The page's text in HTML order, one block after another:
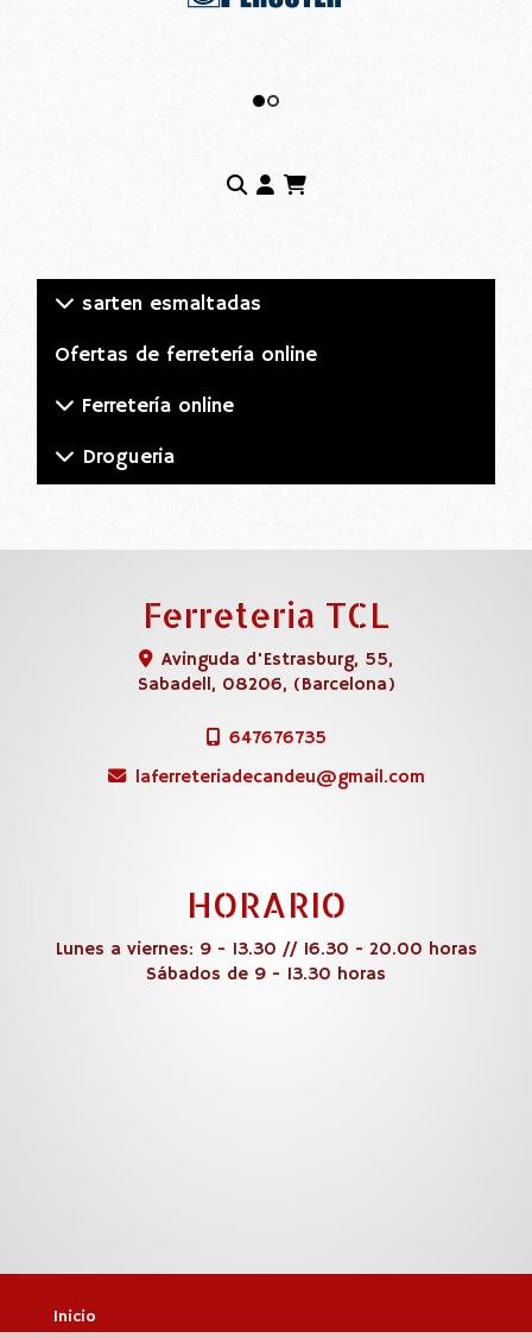
sarten esmaltadas
Ofertas de ferretería online
Ferretería online
Drogueria
Ferreteria TCL
Avinguda d'Estrasburg, 55,
Sabadell, 08206, (Barcelona)
647676735
laferreteriadecandeu
gmail.com
HORARIO
Lunes a viernes: 9 - 13.30 // 16.30 - 20.00 horas
Sábados de 9 - 13.30 horas
Inicio